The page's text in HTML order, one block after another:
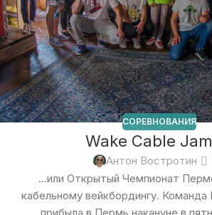
СОРЕВНОВАНИЯ
Wake Cable
Антон Востротин
...или Открытый Чемпионат
кабельному вейкбордингу. Команда